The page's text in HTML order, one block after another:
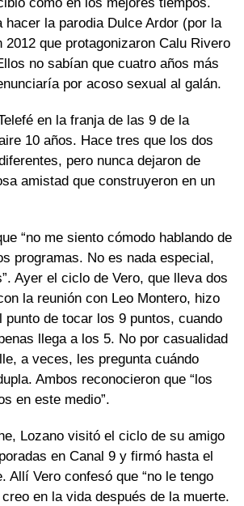
hacer la parodia Dulce Ardor (por la
2012 que protagonizaron Calu Rivero
no sabían que cuatro años más
por acoso sexual al galán.
en la franja de las 9 de la
10 años. Hace tres que los dos
pero nunca dejaron de
amistad que construyeron en un
“no me siento cómodo hablando de
programas. No es nada especial,
Ayer el ciclo de Vero, que lleva dos
la reunión con Leo Montero, hizo
punto de tocar los 9 puntos, cuando
llega a los 5. No por casualidad
a veces, les pregunta cuándo
Ambos reconocieron que “los
en este medio”.
Lozano visitó el ciclo de su amigo
en Canal 9 y firmó hasta el
Allí Vero confesó que “no le tengo
en la vida después de la muerte.